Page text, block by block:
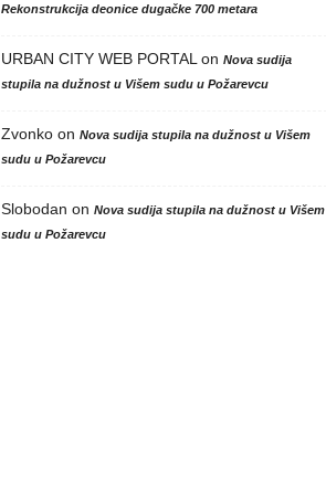
Rekonstrukcija deonice dugačke 700 metara
URBAN CITY WEB PORTAL on Nova sudija
stupila na dužnost u Višem sudu u Požarevcu
Zvonkoon Nova sudija stupila na dužnost u Višem
sudu u Požarevcu
Slobodan on Nova sudija stupila na dužnost u Višem
sudu u Požarevcu